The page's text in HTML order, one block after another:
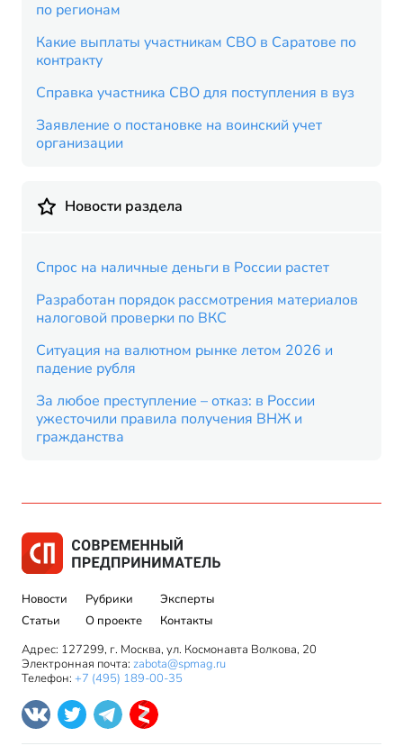
по регионам
Какие выплаты участникам СВО в Саратове по
контракту
Справка участника СВО для поступления в вуз
Заявление о постановке на воинский учет
организации
Новости раздела
Спрос на наличные деньги в России растет
Разработан порядок рассмотрения материалов
налоговой проверки по ВКС
Ситуация на валютном рынке летом 2026 и
падение рубля
За любое преступление – отказ: в России
ужесточили правила получения ВНЖ и
гражданства
Новости
Статьи
Рубрики
О проекте
Эксперты
Контакты
Адрес: 127299, г. Москва, ул. Космонавта Волкова, 20
Электронная почта: zabota@spmag.ru
Телефон: +7 (495) 189-00-35